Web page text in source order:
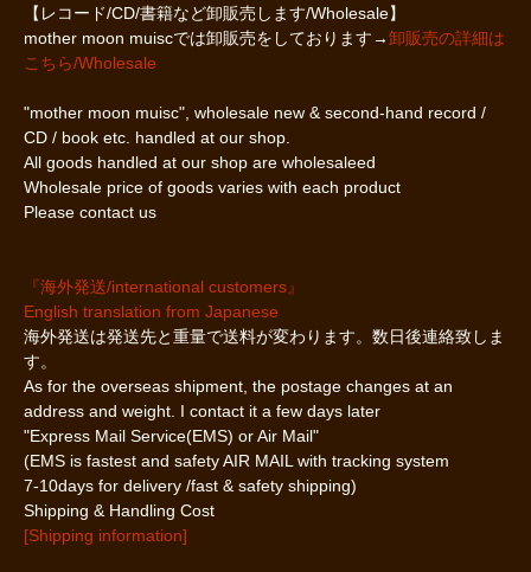
【レコード/CD/書籍など卸販売します/Wholesale】
mother moon muiscでは卸販売をしております→卸販売の詳細は
こちら/Wholesale
"mother moon muisc", wholesale new & second-hand record /
CD / book etc. handled at our shop.
All goods handled at our shop are wholesaleed
Wholesale price of goods varies with each product
Please contact us
『海外発送/international customers』
English translation from Japanese
海外発送は発送先と重量で送料が変わります。数日後連絡致しま
す。
As for the overseas shipment, the postage changes at an
address and weight. I contact it a few days later
"Express Mail Service(EMS) or Air Mail"
(EMS is fastest and safety AIR MAIL with tracking system
7-10days for delivery /fast & safety shipping)
Shipping & Handling Cost
[Shipping information]